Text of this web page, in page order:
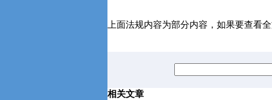
上面法规内容为部分内容，如果要查看
相关文章